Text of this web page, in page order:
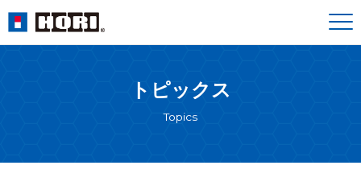
トピックス
Topics